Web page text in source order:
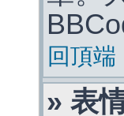
回頂端
» 表